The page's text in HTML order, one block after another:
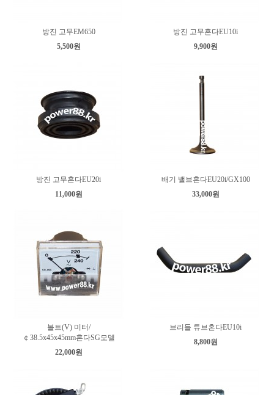
방진 고무EM650
5,500원
방진 고무혼다EU10i
9,900원
방진 고무혼다EU20i
11,000원
배기 밸브혼다EU20i/GX100
33,000원
볼트(V) 미터/
￠38.5x45x45mm혼다SG모델
22,000원
브리들 튜브혼다EU10i
8,800원